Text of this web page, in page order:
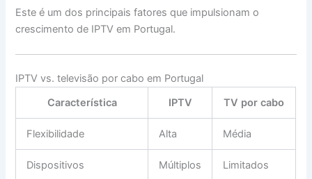
Este é um dos principais fatores que impulsionam o
crescimento de IPTV em Portugal.
IPTV vs. televisão por cabo em Portugal
Característica
IPTV TV por cabo
Flexibilidade Alta Média
Dispositivos Múltiplos Limitados